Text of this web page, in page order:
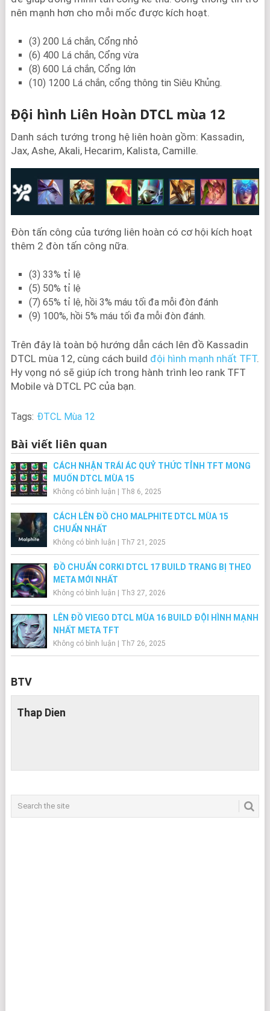
nên mạnh hơn cho mỗi mốc được kích hoạt.
(3) 200 Lá chắn, Cổng nhỏ
(6) 400 Lá chắn, Cổng vừa
(8) 600 Lá chắn, Cổng lớn
(10) 1200 Lá chắn, cổng thông tin Siêu Khủng.
Đội hình Liên Hoàn DTCL mùa 12
Danh sách tướng trong hệ liên hoàn gồm: Kassadin,
Jax, Ashe, Akali, Hecarim, Kalista, Camille.
Đòn tấn công của tướng liên hoàn có cơ hội kích hoạt
thêm 2 đòn tấn công nữa.
(3) 33% tỉ lệ
(5) 50% tỉ lệ
(7) 65% tỉ lệ, hồi 3% máu tối đa mỗi đòn đánh
(9) 100%, hồi 5% máu tối đa mỗi đòn đánh.
Trên đây là toàn bộ hướng dẫn cách lên đồ Kassadin
DTCL mùa 12, cùng cách build đội hình mạnh nhất TFT.
Hy vọng nó sẽ giúp ích trong hành trình leo rank TFT
Mobile và DTCL PC của bạn.
Tags: ĐTCL Mùa 12
Bài viết liên quan
CÁCH NHẬN TRÁI ÁC QUỶ THỨC TỈNH TFT MONG
MUỐN DTCL MÙA 15
Không có bình luận | Th8 6, 2025
CÁCH LÊN ĐỒ CHO MALPHITE DTCL MÙA 15
CHUẨN NHẤT
Không có bình luận | Th7 21, 2025
ĐỒ CHUẨN CORKI DTCL 17 BUILD TRANG BỊ THEO
META MỚI NHẤT
Không có bình luận | Th3 27, 2026
LÊN ĐỒ VIEGO DTCL MÙA 16 BUILD ĐỘI HÌNH MẠNH
NHẤT META TFT
Không có bình luận | Th7 26, 2025
BTV
Thap Dien